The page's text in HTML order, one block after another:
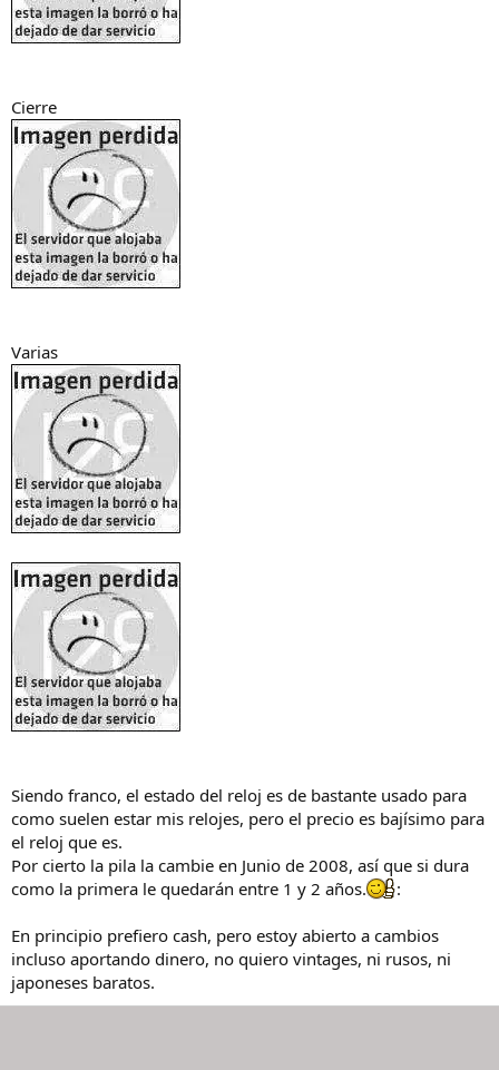
Cierre
Varias
Siendo franco, el estado del reloj es de bastante usado para
como suelen estar mis relojes, pero el precio es bajísimo para
el reloj que es.
Por cierto la pila la cambie en Junio de 2008, así que si dura
como la primera le quedarán entre 1 y 2 años.
:
En principio prefiero cash, pero estoy abierto a cambios
incluso aportando dinero, no quiero vintages, ni rusos, ni
japoneses baratos.